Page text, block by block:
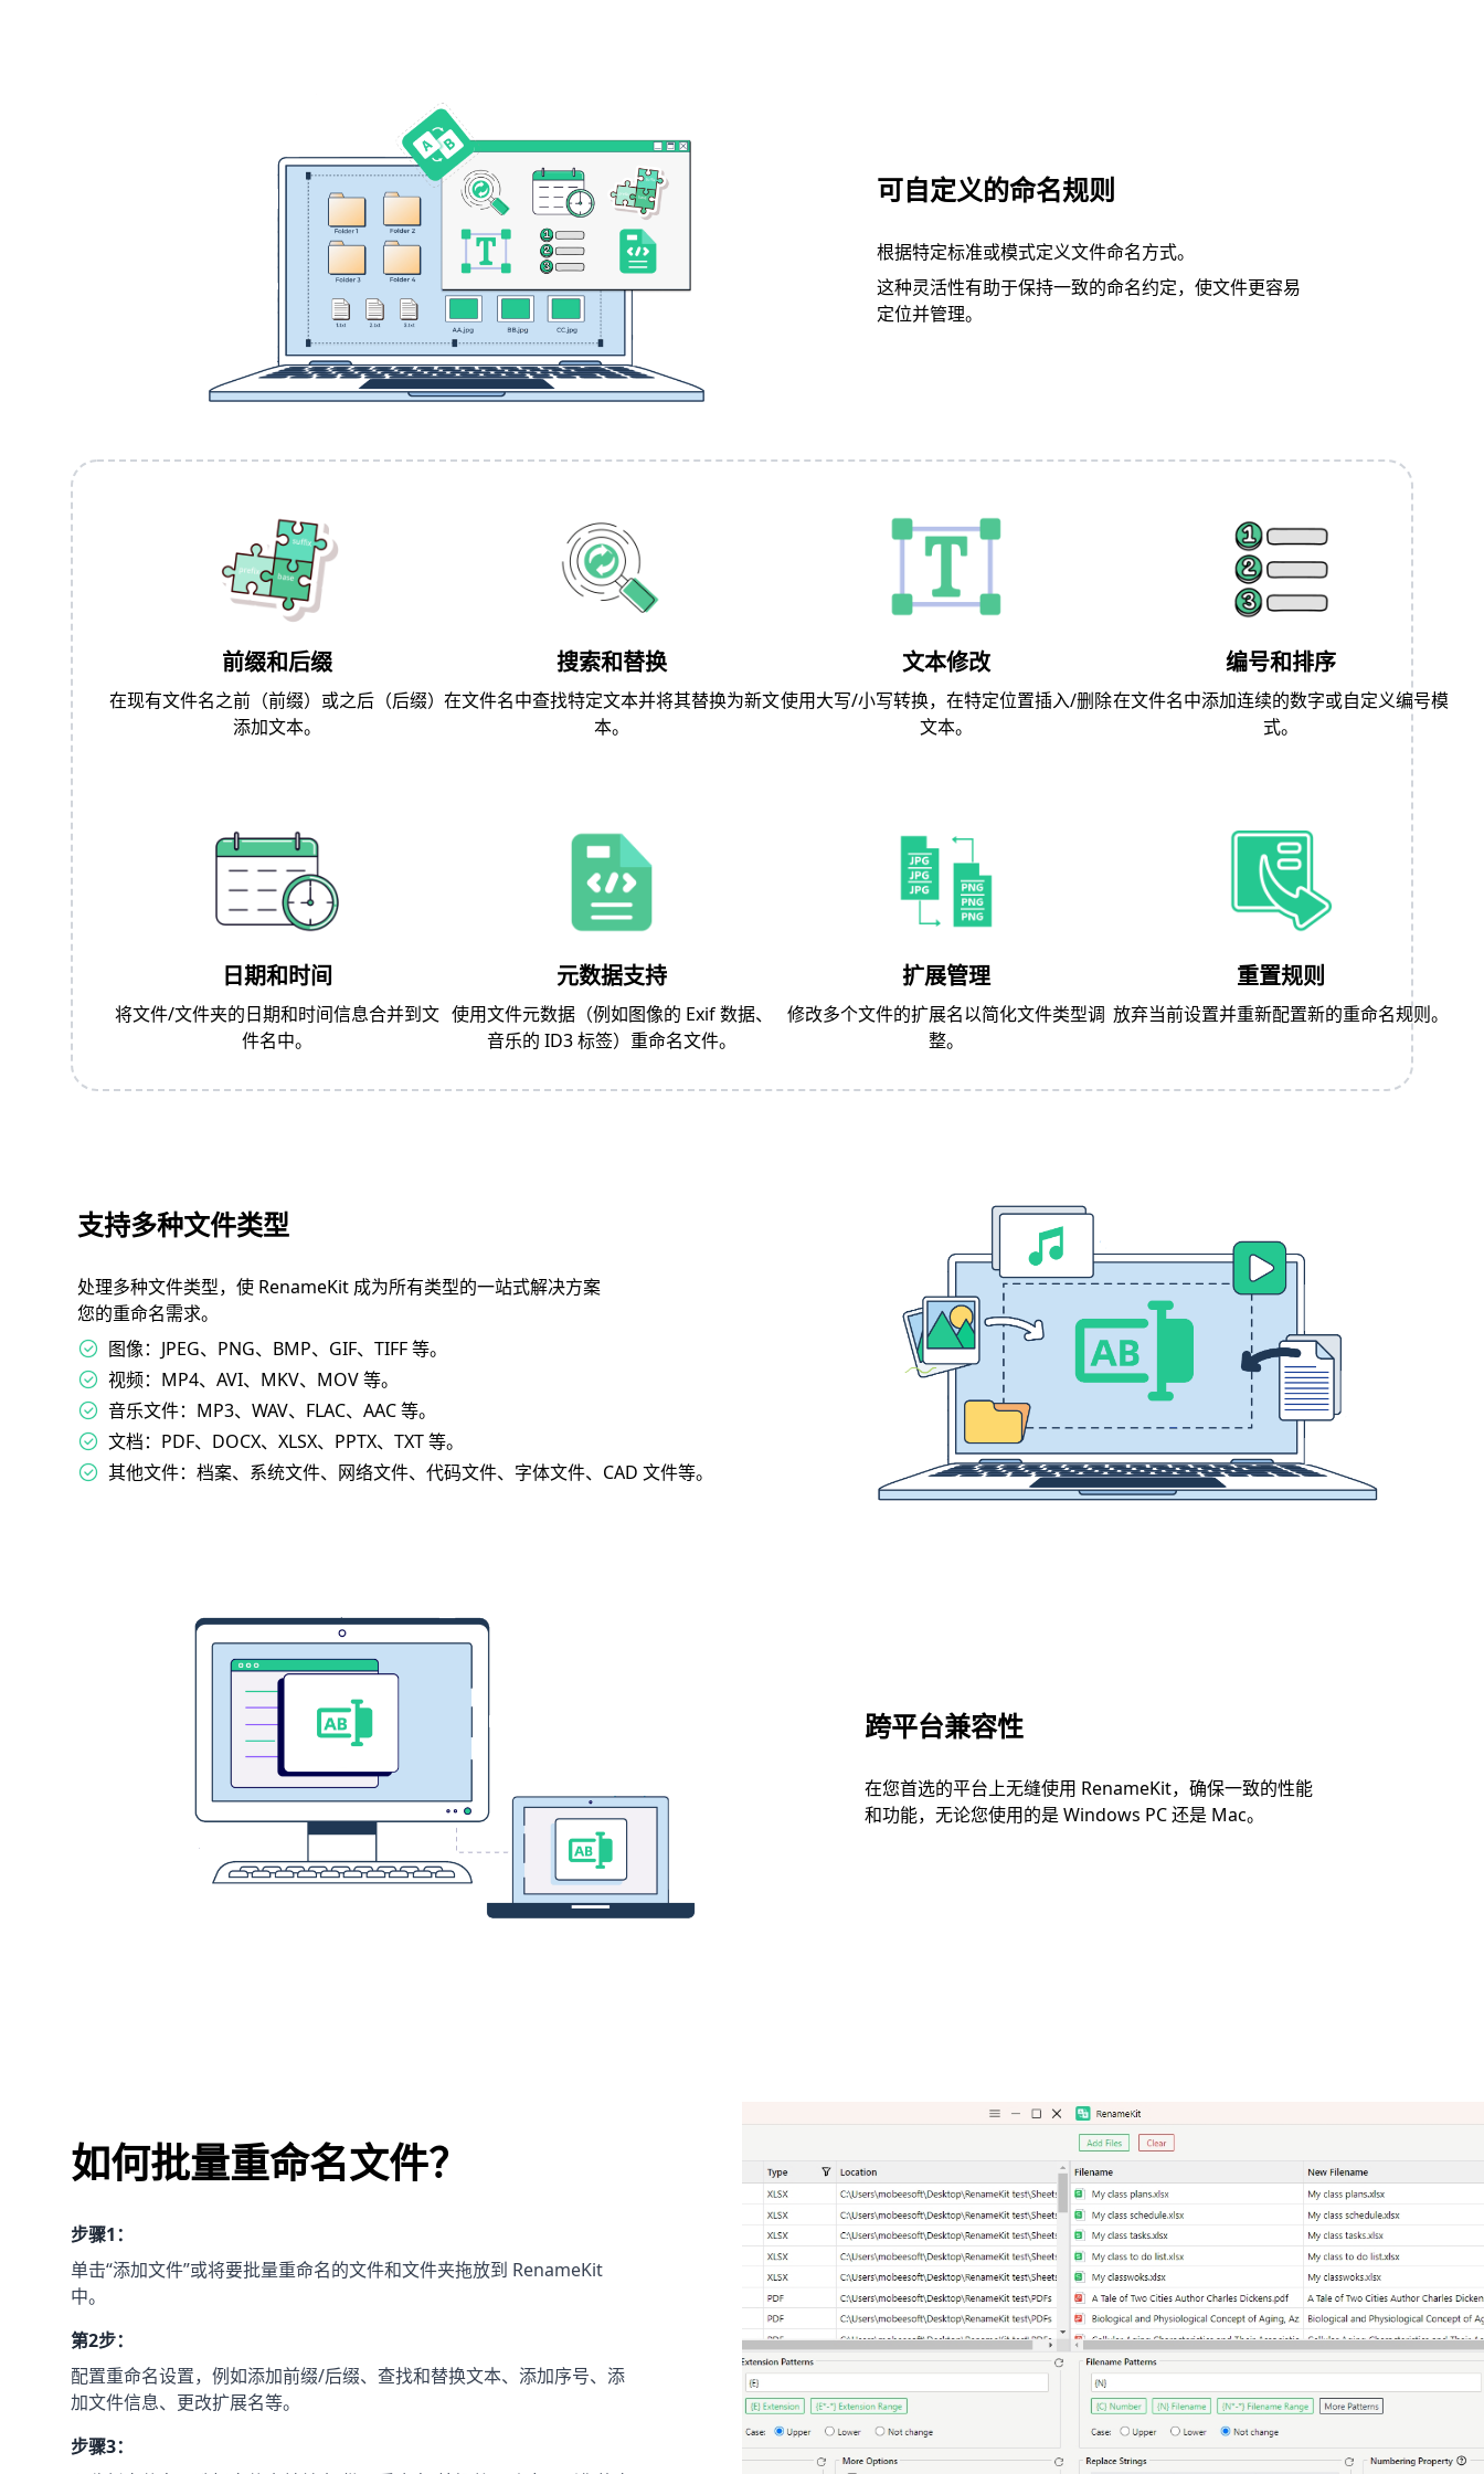
可自定义的命名规则
根据特定标准或模式定义文件命名方式。
这种灵活性有助于保持一致的命名约定，使文件更容易
定位并管理。
前缀和后缀
在现有文件名之前（前缀）或之后（后缀）
添加文本。
搜索和替换
在文件名中查找特定文本并将其替换为新文
本。
文本修改
使用大写/小写转换，在特定位置插入/删除
文本。
编号和排序
在文件名中添加连续的数字或自定义编号模
式。
日期和时间
将文件/文件夹的日期和时间信息合并到文
件名中。
元数据支持
使用文件元数据（例如图像的 Exif 数据、
音乐的 ID3 标签）重命名文件。
扩展管理
修改多个文件的扩展名以简化文件类型调
整。
重置规则
放弃当前设置并重新配置新的重命名规则。
支持多种文件类型
处理多种文件类型，使 RenameKit 成为所有类型的一站式解决方案
您的重命名需求。
图像：JPEG、PNG、BMP、GIF、TIFF 等。
视频：MP4、AVI、MKV、MOV 等。
音乐文件：MP3、WAV、FLAC、AAC 等。
文档：PDF、DOCX、XLSX、PPTX、TXT 等。
其他文件：档案、系统文件、网络文件、代码文件、字体文件、CAD 文件等。
跨平台兼容性
在您首选的平台上无缝使用 RenameKit，确保一致的性能
和功能，无论您使用的是 Windows PC 还是 Mac。
如何批量重命名文件？
步骤1：
单击“添加文件”或将要批量重命名的文件和文件夹拖放到 RenameKit
中。
第2步：
配置重命名设置，例如添加前缀/后缀、查找和替换文本、添加序号、添
加文件信息、更改扩展名等。
步骤3：